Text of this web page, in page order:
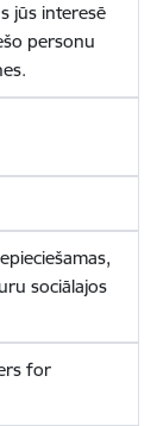
jūs interesē
personu
sociālajos
for